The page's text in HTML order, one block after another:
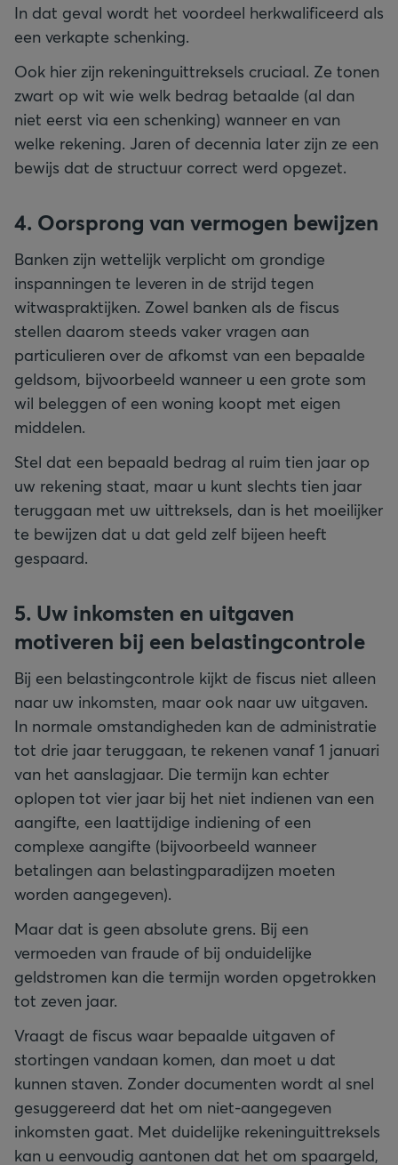
In dat geval wordt het voordeel herkwalificeerd als
een verkapte schenking.
Ook hier zijn rekeninguittreksels cruciaal. Ze tonen
zwart op wit wie welk bedrag betaalde (al dan
niet eerst via een schenking) wanneer en van
welke rekening. Jaren of decennia later zijn ze een
bewijs dat de structuur correct werd opgezet.
4. Oorsprong van vermogen bewijzen
Banken zijn wettelijk verplicht om grondige
inspanningen te leveren in de strijd tegen
witwaspraktijken. Zowel banken als de fiscus
stellen daarom steeds vaker vragen aan
particulieren over de afkomst van een bepaalde
geldsom, bijvoorbeeld wanneer u een grote som
wil beleggen of een woning koopt met eigen
middelen.
Stel dat een bepaald bedrag al ruim tien jaar op
uw rekening staat, maar u kunt slechts tien jaar
teruggaan met uw uittreksels, dan is het moeilijker
te bewijzen dat u dat geld zelf bijeen heeft
gespaard.
5. Uw inkomsten en uitgaven
motiveren bij een belastingcontrole
Bij een belastingcontrole kijkt de fiscus niet alleen
naar uw inkomsten, maar ook naar uw uitgaven.
In normale omstandigheden kan de administratie
tot drie jaar teruggaan, te rekenen vanaf 1 januari
van het aanslagjaar. Die termijn kan echter
oplopen tot vier jaar bij het niet indienen van een
aangifte, een laattijdige indiening of een
complexe aangifte (bijvoorbeeld wanneer
betalingen aan belastingparadijzen moeten
worden aangegeven).
Maar dat is geen absolute grens. Bij een
vermoeden van fraude of bij onduidelijke
geldstromen kan die termijn worden opgetrokken
tot zeven jaar.
Vraagt de fiscus waar bepaalde uitgaven of
stortingen vandaan komen, dan moet u dat
kunnen staven. Zonder documenten wordt al snel
gesuggereerd dat het om niet-aangegeven
inkomsten gaat. Met duidelijke rekeninguittreksels
kan u eenvoudig aantonen dat het om spaargeld,